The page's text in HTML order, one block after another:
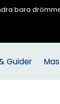
bara
Guider